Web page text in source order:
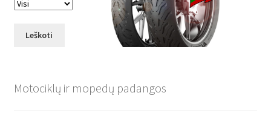
Leškoti
Motociklų ir mopedų padangos